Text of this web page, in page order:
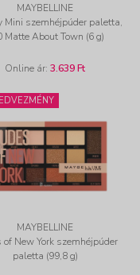
MAYBELLINE
Mini szemhéjpúder paletta,
Matte About Town (6 g)
Online ár: 3.639 Ft
MAYBELLINE
of New York szemhéjpúder
paletta (99,8 g)